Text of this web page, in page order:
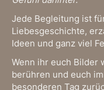
Jede Begleitung ist
Liebesgeschichte,
Ideen und ganz viel
Wenn ihr euch Bilder
berühren und euch
besonderen Tag